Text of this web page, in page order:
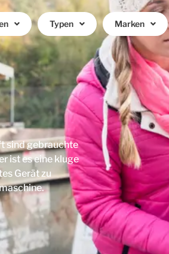
Typen Marken
sind gebrauchte
ist es eine kluge
Gerät zu